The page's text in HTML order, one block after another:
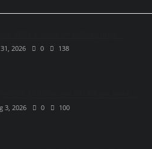
2026 0 138
3, 2026 0 100